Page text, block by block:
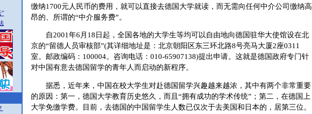
缴纳1700元人民币的费用，就可以直接去德国大学就读，而无需向任何中介公司缴纳高
昂的、所谓的“中介服务费”。
自2001年6月18日起，全国各地的大学生等均可以自由地向德国驻华大使馆设在北
京的“留德人员审核部”(其详细地址是：北京朝阳区东三环北路8号亮马大厦2座0311
室。邮政编码：100004。咨询电话：010-65907138)提出申请。这就是德国政府专门针
对中国有意去德国留学的青年人而启动的新程序。
据悉，近年来，中国在校大学生对赴德国留学兴趣越来越浓，其中有两个非常重要
的原因：第一，德国大学教育历史悠久，而且“拥有成功的学术传统”；第二，在德国上
大学免缴学费。目前，去德国的中国留学生人数已仅次于去美国和日本的，居第三位。